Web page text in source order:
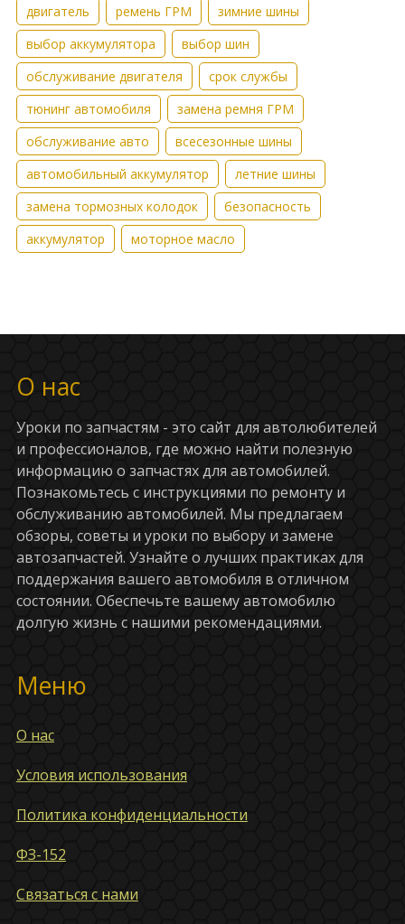
двигатель
ремень ГРМ
зимние шины
выбор аккумулятора
выбор шин
обслуживание двигателя
срок службы
тюнинг автомобиля
замена ремня ГРМ
обслуживание авто
всесезонные шины
автомобильный аккумулятор
летние шины
замена тормозных колодок
безопасность
аккумулятор
моторное масло
О нас
Уроки по запчастям - это сайт для автолюбителей
и профессионалов, где можно найти полезную
информацию о запчастях для автомобилей.
Познакомьтесь с инструкциями по ремонту и
обслуживанию автомобилей. Мы предлагаем
обзоры, советы и уроки по выбору и замене
автозапчастей. Узнайте о лучших практиках для
поддержания вашего автомобиля в отличном
состоянии. Обеспечьте вашему автомобилю
долгую жизнь с нашими рекомендациями.
Меню
О нас
Условия использования
Политика конфиденциальности
ФЗ-152
Связаться с нами